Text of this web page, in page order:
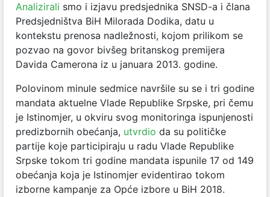
Analizirali smo i izjavu predsjednika SNSD-a i člana
Predsjedništva BiH Milorada Dodika, datu u
kontekstu prenosa nadležnosti, kojom prilikom se
pozvao na govor bivšeg britanskog premijera
Davida Camerona iz u januara 2013. godine.
Polovinom minule sedmice navršile su se i tri godine
mandata aktuelne Vlade Republike Srpske, pri čemu
je Istinomjer, u okviru svog monitoringa ispunjenosti
predizbornih obećanja, utvrdio da su političke
partije koje participiraju u radu Vlade Republike
Srpske tokom tri godine mandata ispunile 17 od 149
obećanja koja je Istinomjer evidentirao tokom
izborne kampanje za Opće izbore u BiH 2018.